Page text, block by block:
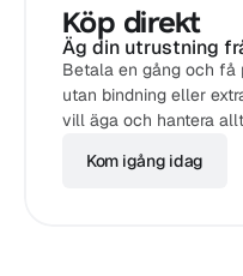
Köp direkt
Äg din utrustning
Betala en gång och få
utan bindning eller
vill äga och hantera
Kom igång idag